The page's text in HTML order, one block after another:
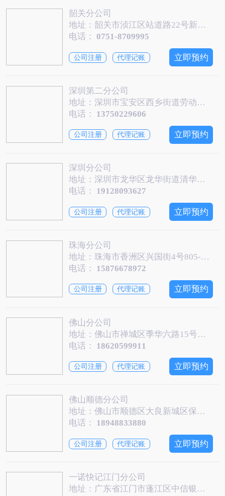
韶关分公司
地址：韶关市浈江区站道路22号新粤通大厦13楼
电话：0751-8709995
公司注册 代理记账 立即预约
深圳第二分公司
地址：深圳市宝安区西乡街道劳动社区宝源路2007号504-1
电话： 13750229606
公司注册 代理记账 立即预约
深圳分公司
地址：深圳市龙华区龙华街道清华社区龙华大道4683号汇隆智尚B区230
电话： 19128093627
公司注册 代理记账 立即预约
珠海分公司
地址：珠海市香洲区兴国街4号805-B房
电话： 15876678972
公司注册 代理记账 立即预约
佛山分公司
地址：佛山市禅城区季华六路15号禅城绿地金融中心T1写字楼813-814
电话： 18620599911
公司注册 代理记账 立即预约
佛山顺德分公司
地址：佛山市顺德区大良新城区保利国际金融中心1号楼19层1901
电话： 18948833880
公司注册 代理记账 立即预约
一诺快记江门分公司
地址：广东省江门市蓬江区中信银行大厦第11层1104号